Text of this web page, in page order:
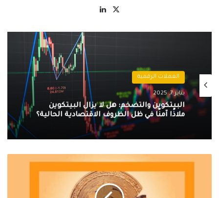
‫X
العملات الرقمية
يناير 7, 2025
البيتكوين والتضخم: هل لا يزال البيتكوين
ملاذًا آمنًا في ظل الظروف الاقتصادية الحالية؟